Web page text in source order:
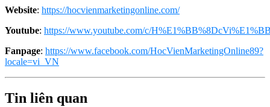
Website: https://hocvienmarketingonline.com/
Youtube: https://www.youtube.com/c/
Fanpage: https://www.facebook.com/HocVienMarketingOnline89?
locale=vi_VN
Tin liên quan